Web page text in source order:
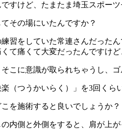
すけど、たまたま埼玉スポー
その場にいたんですか？
習をしていた常連さんだったん
て痛くて大変だったんですけ
こに意識が取られちゃうし、
（つうかいらく）」を3回くら
を施術すると良いでしょうか？
内側と外側をすると、肩が上が